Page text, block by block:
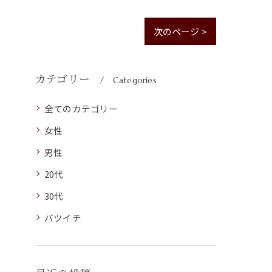
次のページ >
カテゴリー Categories
全てのカテゴリー
女性
男性
20代
30代
バツイチ